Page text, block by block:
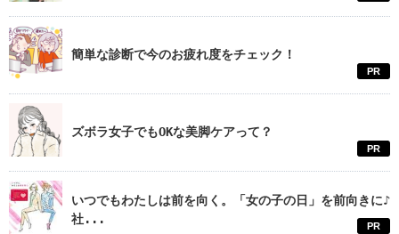
簡単な診断で今のお疲れ度をチェック！
PR
ズボラ女子でもOKな美脚ケアって？
PR
いつでもわたしは前を向く。「女の子の日」を前向きに♪
社...
PR